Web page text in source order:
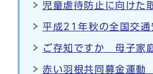
児童虐待防止に向け
平成21年秋の全国交
ご存知ですか 母子家
赤い羽根共同募金運